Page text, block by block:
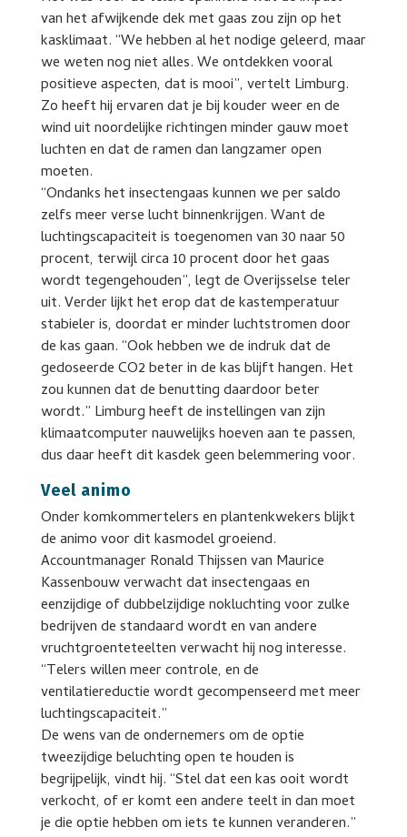
van het afwijkende dek met gaas zou zijn op het
kasklimaat. “We hebben al het nodige geleerd, maar
we weten nog niet alles. We ontdekken vooral
positieve aspecten, dat is mooi”, vertelt Limburg.
Zo heeft hij ervaren dat je bij kouder weer en de
wind uit noordelijke richtingen minder gauw moet
luchten en dat de ramen dan langzamer open
moeten.
“Ondanks het insectengaas kunnen we per saldo
zelfs meer verse lucht binnenkrijgen. Want de
luchtingscapaciteit is toegenomen van 30 naar 50
procent, terwijl circa 10 procent door het gaas
wordt tegengehouden”, legt de Overijsselse teler
uit. Verder lijkt het erop dat de kastemperatuur
stabieler is, doordat er minder luchtstromen door
de kas gaan. “Ook hebben we de indruk dat de
gedoseerde CO2 beter in de kas blijft hangen. Het
zou kunnen dat de benutting daardoor beter
wordt.” Limburg heeft de instellingen van zijn
klimaatcomputer nauwelijks hoeven aan te passen,
dus daar heeft dit kasdek geen belemmering voor.
Veel animo
Onder komkommertelers en plantenkwekers blijkt
de animo voor dit kasmodel groeiend.
Accountmanager Ronald Thijssen van Maurice
Kassenbouw verwacht dat insectengaas en
eenzijdige of dubbelzijdige nokluchting voor zulke
bedrijven de standaard wordt en van andere
vruchtgroenteteelten verwacht hij nog interesse.
“Telers willen meer controle, en de
ventilatiereductie wordt gecompenseerd met meer
luchtingscapaciteit.”
De wens van de ondernemers om de optie
tweezijdige beluchting open te houden is
begrijpelijk, vindt hij. “Stel dat een kas ooit wordt
verkocht, of er komt een andere teelt in dan moet
je die optie hebben om iets te kunnen veranderen.”